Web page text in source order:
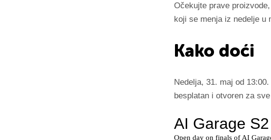
Očekujte prave
koji se menja iz nedelje u
Kako doći
Nedelja, 31. maj od
besplatan i otvoren za